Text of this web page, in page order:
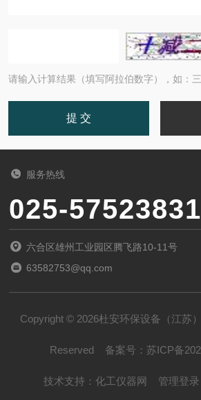
请输入计算结果（填写阿拉伯数字），如：
服务热线
025-57523831
六合区雄州工业园区腾飞路10-11号
63582753@qq.com
Copyright © 2026杜安环保设备（江苏
Reserved 备案号：苏ICP备
技术支持： 化工仪器网 管理登录